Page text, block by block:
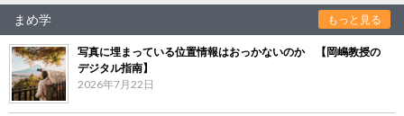
まめ学 もっと見る
写真に埋まっている位置情報はおっかないのか 【岡嶋教授の
デジタル指南】
2026年7月22日